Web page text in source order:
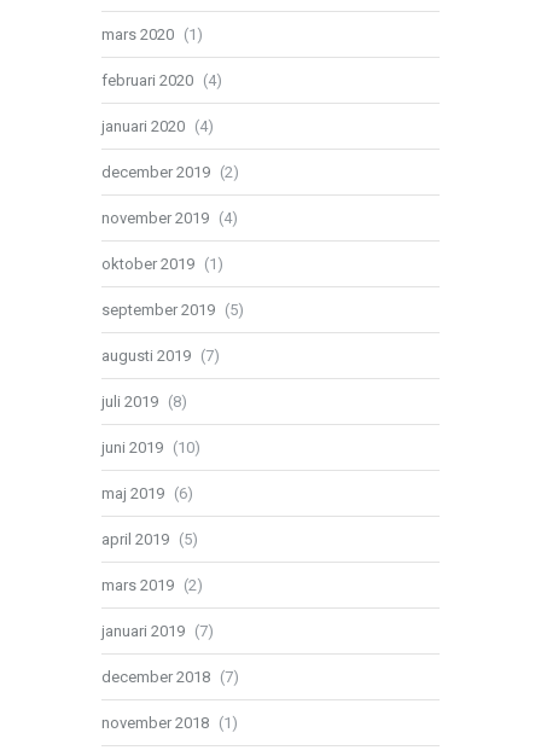
mars 2020 (1)
februari 2020 (4)
januari 2020 (4)
december 2019 (2)
november 2019 (4)
oktober 2019 (1)
september 2019 (5)
augusti 2019 (7)
juli 2019 (8)
juni 2019 (10)
maj 2019 (6)
april 2019 (5)
mars 2019 (2)
januari 2019 (7)
december 2018 (7)
november 2018 (1)